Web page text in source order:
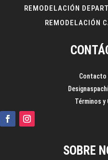
REMODELACIÓN
REMODELACIÓN
Contacto
Términos y
SOBRE